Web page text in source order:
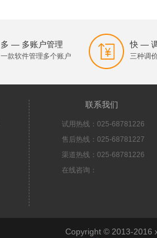
多 — 多账户管理
一款软件管理多个账户
快 —
三种调
联系我们
试用热线：025-68781226
售后热线：025-68781227
渠道热线：025-68781226
在线咨询：
Copyright © 2013-2016